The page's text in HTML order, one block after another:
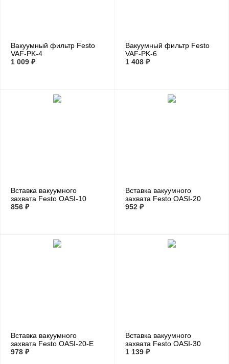
Вакуумный фильтр Festo
VAF-PK-4
1 009 ₽
Вакуумный фильтр Festo
VAF-PK-6
1 408 ₽
Вставка вакуумного
захвата Festo OASI-10
(комплект 10 шт)
856 ₽
Вставка вакуумного
захвата Festo OASI-20
(комплект 10 шт)
952 ₽
Вставка вакуумного
захвата Festo OASI-20-E
(комплект 10 шт)
978 ₽
Вставка вакуумного
захвата Festo OASI-30
(комплект 10 шт)
1 139 ₽